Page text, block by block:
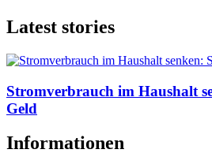
Latest stories
Stromverbrauch im Haushalt
Geld
Informationen